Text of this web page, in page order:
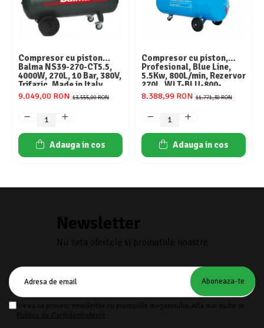
Compresor cu piston
Balma NS39-270-CT5.5,
4000W, 270L, 10 Bar, 380V,
Trifazic, Made in Italy
13.555,00 RON
9.049,00 RON
Adauga in cos
Compresor cu piston,
Profesional, Blue Line,
5.5Kw, 800L/min, Rezervor
270L, WLT-BLU-800-
5.5/270
11.771,30 RON
8.388,99 RON
Adauga in cos
Newsletter
Nu rata ofertele si promotiile noastre
Vreau sa primesc newsletter cu promotiile magazinului. Afla mai multe in
Politica de Confidentialitate